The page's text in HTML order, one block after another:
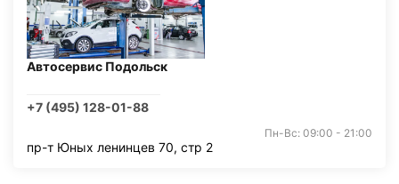
Автосервис Подольск
+7 (495) 128-01-88
Пн-Вс: 09:00 - 21:00
пр-т Юных ленинцев 70, стр 2